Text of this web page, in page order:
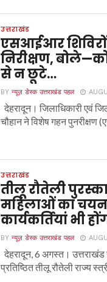
उत्तराखंड
एसआईआर
निरीक्षण,
से न छूटे…
BYन्यूज़ डेस्क उत्तराखंड पहल
देहरादून। जिलाधिकारी एवं
चौहान ने विशेष गहन
उत्तराखंड
तीलू रौतेली
महिलाओं का
कार्यकर्तियां भी
BYन्यूज़ डेस्क उत्तराखंड पहल
देहरादून, 6 अगस्त। उत्तराखंड
प्रतिष्ठित तीलू रौतेली राज्य